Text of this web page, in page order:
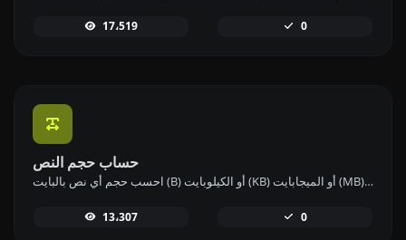
17،519 0
حساب حجم النص
احسب حجم أي نص بالبايت (B) أو الكيلوبايت (KB) أو الميجابايت (MB) باستخدام أداة حساب حجم النص لدينا.
13،307 0